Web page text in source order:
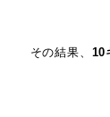
その結果、 10